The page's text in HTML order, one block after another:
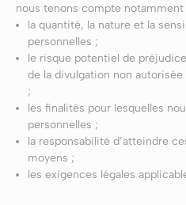
nous tenons compte
la quantité, la nature et la
personnelles ;
le risque potentiel de
de la divulgation non
;
les finalités pour lesquelles
personnelles ;
la responsabilité d’atteindre
moyens ;
les exigences légales